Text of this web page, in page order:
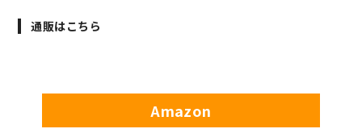
通販はこちら
Amazon